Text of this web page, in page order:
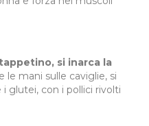
si inarca la
le mani sulle caviglie, si
glutei, con i pollici rivolti